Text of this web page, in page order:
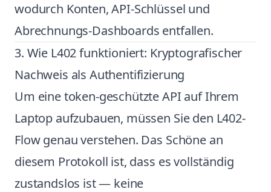
wodurch Konten, API-Schlüssel und
Abrechnungs-Dashboards entfallen.
3. Wie L402 funktioniert: Kryptografischer
Nachweis als Authentifizierung
Um eine token-geschützte API auf Ihrem
Laptop aufzubauen, müssen Sie den L402-
Flow genau verstehen. Das Schöne an
diesem Protokoll ist, dass es vollständig
zustandslos ist — keine